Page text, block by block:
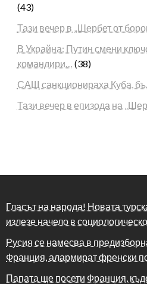
(43)
Тази вечер в „Шербет от
В Украйна: Путин смени
командири… (38)
САЩ санкционираха Куба,
Тази вечер в епизода на
Гласът на народа! Новата
излезе начело в
Русия се намесва в
Франция, алармират френски
Папата ще посети Франция,